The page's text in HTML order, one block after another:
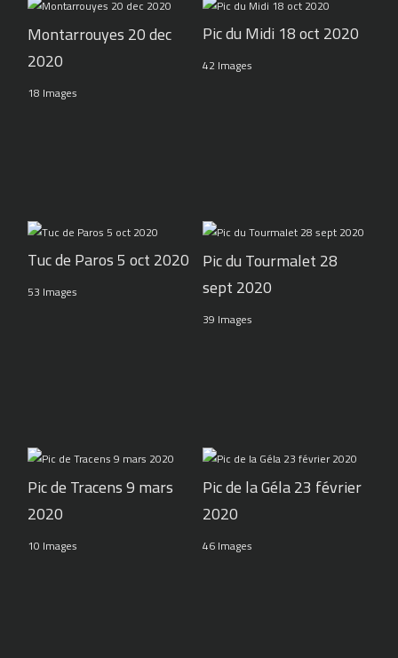
Montarrouyes 20 dec
2020
18 Images
Pic du Midi 18 oct 2020
42 Images
Tuc de Paros 5 oct 2020
53 Images
Pic du Tourmalet 28
sept 2020
39 Images
Pic de Tracens 9 mars
2020
10 Images
Pic de la Géla 23 février
2020
46 Images